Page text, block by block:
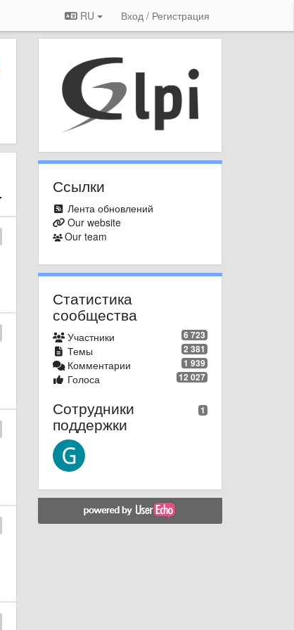
RU Вход / Регистрация
Ссылки
Лента обновлений
Our website
Our team
Статистика
сообщества
6 723
Участники
2 381
Темы
1 939
Комментарии
12 027
Голоса
1
Сотрудники
поддержки